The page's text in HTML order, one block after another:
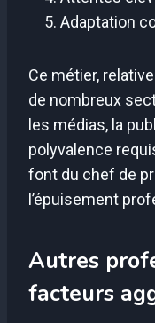
Adaptation
Ce métier,
de nombreux
les médias, la
polyvalence
font du chef de
l’épuisement
Autres
facteurs